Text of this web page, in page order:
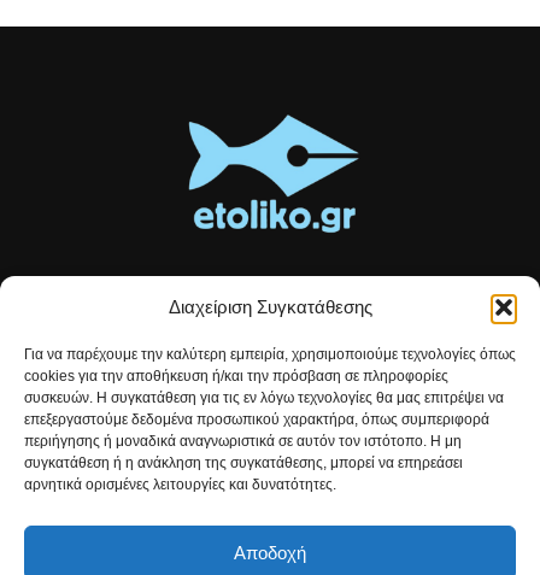
Διαχείριση Συγκατάθεσης
Για να παρέχουμε την καλύτερη εμπειρία, χρησιμοποιούμε τεχνολογίες όπως
cookies για την αποθήκευση ή/και την πρόσβαση σε πληροφορίες
συσκευών. Η συγκατάθεση για τις εν λόγω τεχνολογίες θα μας επιτρέψει να
επεξεργαστούμε δεδομένα προσωπικού χαρακτήρα, όπως συμπεριφορά
περιήγησης ή μοναδικά αναγνωριστικά σε αυτόν τον ιστότοπο. Η μη
συγκατάθεση ή η ανάκληση της συγκατάθεσης, μπορεί να επηρεάσει
αρνητικά ορισμένες λειτουργίες και δυνατότητες.
Αποδοχή
Τοπικές ειδήσεις, αναλύσεις και ιστορίες από το Αιτωλικό
Αρθρογραφία που συνδέει, εμπνέει και ενημερώνει.
Επικοινωνήστε μαζί μας:etolikogr@gmail.com
ΒΡΕΙΤΕ ΜΑΣ